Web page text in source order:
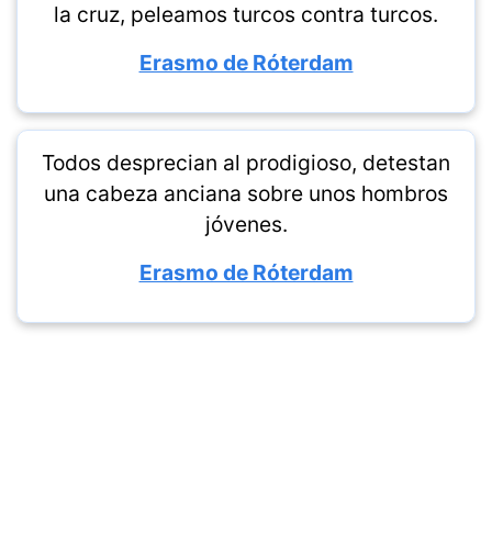
la cruz, peleamos turcos contra turcos.
Erasmo de Róterdam
Todos desprecian al prodigioso, detestan
una cabeza anciana sobre unos hombros
jóvenes.
Erasmo de Róterdam